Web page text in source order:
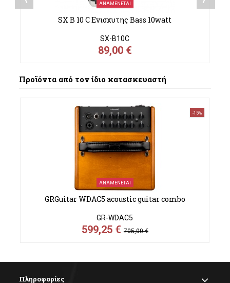
ΑΝΑΜΈΝΕΤΑΙ
SX B 10 C Ενισχυτης Bass 10watt
SX-B10C
89,00 €
Προϊόντα από τον ίδιο κατασκευαστή
-15%
ΑΝΑΜΈΝΕΤΑΙ
GRGuitar WDAC5 acoustic guitar combo
GR-WDAC5
599,25 € 705,00 €
Πληροφορίες